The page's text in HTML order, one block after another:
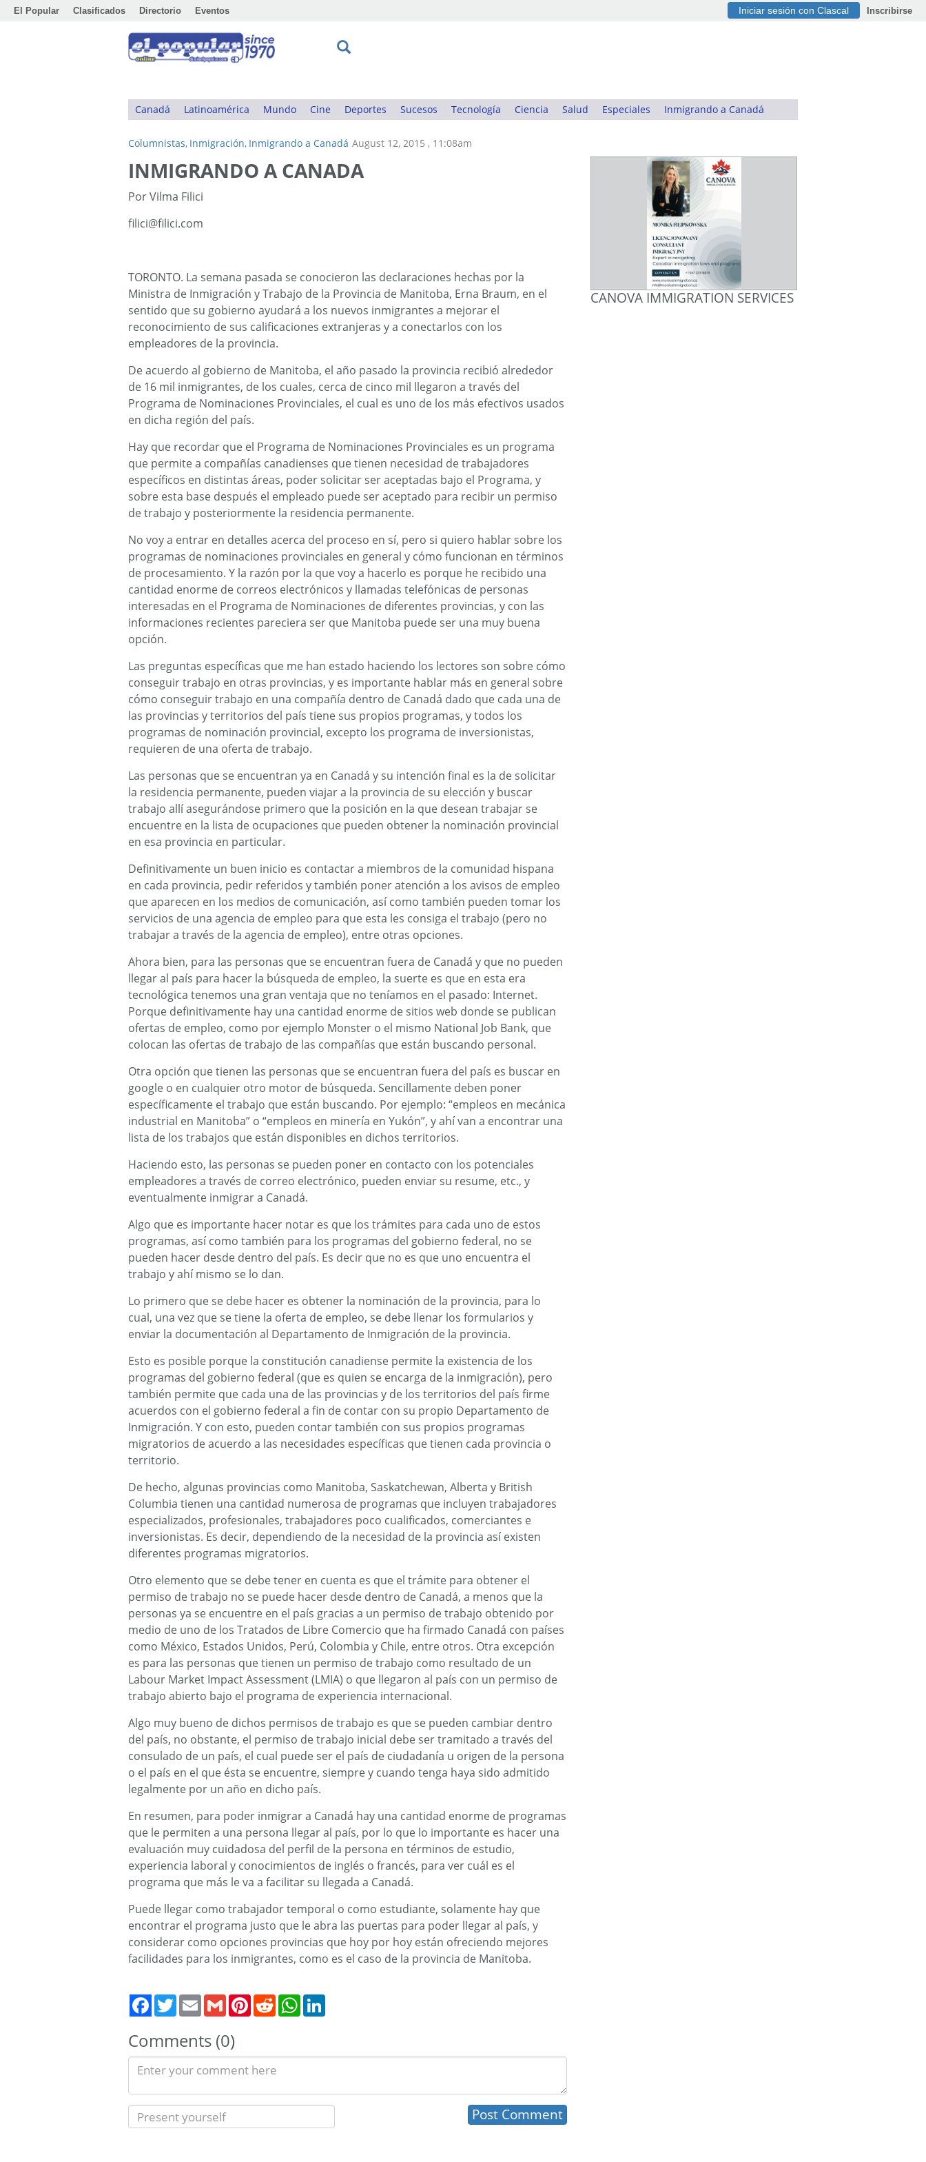
El Popular Clasificados Directorio Eventos Iniciar sesión con Clascal Inscribirse
Canadá Latinoamérica Mundo Cine Deportes Sucesos Tecnología Ciencia Salud Especiales Inmigrando a Canadá
Columnistas, Inmigración, Inmigrando a Canadá August 12, 2015 , 11:08am
INMIGRANDO A CANADA
Por Vilma Filici
filici@filici.com
TORONTO. La semana pasada se conocieron las declaraciones hechas por la
Ministra de Inmigración y Trabajo de la Provincia de Manitoba, Erna Braum, en el
sentido que su gobierno ayudará a los nuevos inmigrantes a mejorar el
reconocimiento de sus calificaciones extranjeras y a conectarlos con los
empleadores de la provincia.
De acuerdo al gobierno de Manitoba, el año pasado la provincia recibió alrededor
de 16 mil inmigrantes, de los cuales, cerca de cinco mil llegaron a través del
Programa de Nominaciones Provinciales, el cual es uno de los más efectivos usados
en dicha región del país.
Hay que recordar que el Programa de Nominaciones Provinciales es un programa
que permite a compañías canadienses que tienen necesidad de trabajadores
específicos en distintas áreas, poder solicitar ser aceptadas bajo el Programa, y
sobre esta base después el empleado puede ser aceptado para recibir un permiso
de trabajo y posteriormente la residencia permanente.
No voy a entrar en detalles acerca del proceso en sí, pero si quiero hablar sobre los
programas de nominaciones provinciales en general y cómo funcionan en términos
de procesamiento. Y la razón por la que voy a hacerlo es porque he recibido una
cantidad enorme de correos electrónicos y llamadas telefónicas de personas
interesadas en el Programa de Nominaciones de diferentes provincias, y con las
informaciones recientes pareciera ser que Manitoba puede ser una muy buena
opción.
Las preguntas específicas que me han estado haciendo los lectores son sobre cómo
conseguir trabajo en otras provincias, y es importante hablar más en general sobre
cómo conseguir trabajo en una compañía dentro de Canadá dado que cada una de
las provincias y territorios del país tiene sus propios programas, y todos los
programas de nominación provincial, excepto los programa de inversionistas,
requieren de una oferta de trabajo.
Las personas que se encuentran ya en Canadá y su intención final es la de solicitar
la residencia permanente, pueden viajar a la provincia de su elección y buscar
trabajo allí asegurándose primero que la posición en la que desean trabajar se
encuentre en la lista de ocupaciones que pueden obtener la nominación provincial
en esa provincia en particular.
Definitivamente un buen inicio es contactar a miembros de la comunidad hispana
en cada provincia, pedir referidos y también poner atención a los avisos de empleo
que aparecen en los medios de comunicación, así como también pueden tomar los
servicios de una agencia de empleo para que esta les consiga el trabajo (pero no
trabajar a través de la agencia de empleo), entre otras opciones.
Ahora bien, para las personas que se encuentran fuera de Canadá y que no pueden
llegar al país para hacer la búsqueda de empleo, la suerte es que en esta era
tecnológica tenemos una gran ventaja que no teníamos en el pasado: Internet.
Porque definitivamente hay una cantidad enorme de sitios web donde se publican
ofertas de empleo, como por ejemplo Monster o el mismo National Job Bank, que
colocan las ofertas de trabajo de las compañías que están buscando personal.
Otra opción que tienen las personas que se encuentran fuera del país es buscar en
google o en cualquier otro motor de búsqueda. Sencillamente deben poner
específicamente el trabajo que están buscando. Por ejemplo: “empleos en mecánica
industrial en Manitoba” o “empleos en minería en Yukón”, y ahí van a encontrar una
lista de los trabajos que están disponibles en dichos territorios.
Haciendo esto, las personas se pueden poner en contacto con los potenciales
empleadores a través de correo electrónico, pueden enviar su resume, etc., y
eventualmente inmigrar a Canadá.
Algo que es importante hacer notar es que los trámites para cada uno de estos
programas, así como también para los programas del gobierno federal, no se
pueden hacer desde dentro del país. Es decir que no es que uno encuentra el
trabajo y ahí mismo se lo dan.
Lo primero que se debe hacer es obtener la nominación de la provincia, para lo
cual, una vez que se tiene la oferta de empleo, se debe llenar los formularios y
enviar la documentación al Departamento de Inmigración de la provincia.
Esto es posible porque la constitución canadiense permite la existencia de los
programas del gobierno federal (que es quien se encarga de la inmigración), pero
también permite que cada una de las provincias y de los territorios del país firme
acuerdos con el gobierno federal a fin de contar con su propio Departamento de
Inmigración. Y con esto, pueden contar también con sus propios programas
migratorios de acuerdo a las necesidades específicas que tienen cada provincia o
territorio.
De hecho, algunas provincias como Manitoba, Saskatchewan, Alberta y British
Columbia tienen una cantidad numerosa de programas que incluyen trabajadores
especializados, profesionales, trabajadores poco cualificados, comerciantes e
inversionistas. Es decir, dependiendo de la necesidad de la provincia así existen
diferentes programas migratorios.
Otro elemento que se debe tener en cuenta es que el trámite para obtener el
permiso de trabajo no se puede hacer desde dentro de Canadá, a menos que la
personas ya se encuentre en el país gracias a un permiso de trabajo obtenido por
medio de uno de los Tratados de Libre Comercio que ha firmado Canadá con países
como México, Estados Unidos, Perú, Colombia y Chile, entre otros. Otra excepción
es para las personas que tienen un permiso de trabajo como resultado de un
Labour Market Impact Assessment (LMIA) o que llegaron al país con un permiso de
trabajo abierto bajo el programa de experiencia internacional.
Algo muy bueno de dichos permisos de trabajo es que se pueden cambiar dentro
del país, no obstante, el permiso de trabajo inicial debe ser tramitado a través del
consulado de un país, el cual puede ser el país de ciudadanía u origen de la persona
o el país en el que ésta se encuentre, siempre y cuando tenga haya sido admitido
legalmente por un año en dicho país.
En resumen, para poder inmigrar a Canadá hay una cantidad enorme de programas
que le permiten a una persona llegar al país, por lo que lo importante es hacer una
evaluación muy cuidadosa del perfil de la persona en términos de estudio,
experiencia laboral y conocimientos de inglés o francés, para ver cuál es el
programa que más le va a facilitar su llegada a Canadá.
Puede llegar como trabajador temporal o como estudiante, solamente hay que
encontrar el programa justo que le abra las puertas para poder llegar al país, y
considerar como opciones provincias que hoy por hoy están ofreciendo mejores
facilidades para los inmigrantes, como es el caso de la provincia de Manitoba.
TwitterEmail Gmail PinterestRedditWhatsApp
Comments (0)
CANOVA IMMIGRATION SERVICES